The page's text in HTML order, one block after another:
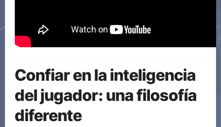
Confiar en la inteligencia
del jugador: una filosofía
diferente